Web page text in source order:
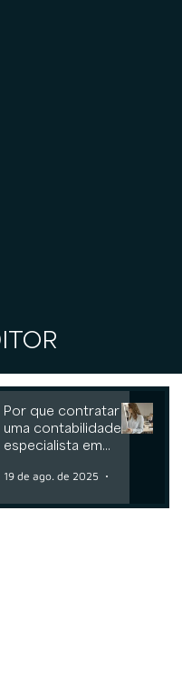
Por que contratar
uma contabilidade
especialista em
investimentos
19 de ago. de 2025